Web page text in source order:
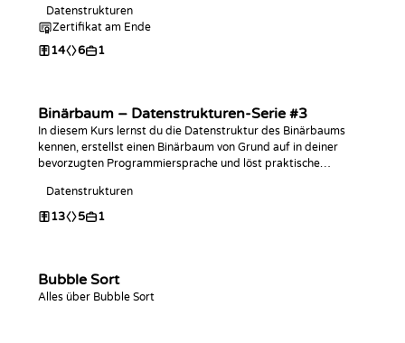
Datenstrukturen
Zertifikat am Ende
14 6 1
Binärbaum – Datenstrukturen-Serie #3
In diesem Kurs lernst du die Datenstruktur des Binärbaums
kennen, erstellst einen Binärbaum von Grund auf in deiner
bevorzugten Programmiersprache und löst praktische
Datenstrukturen
13 5 1
Bubble Sort
Alles über Bubble Sort